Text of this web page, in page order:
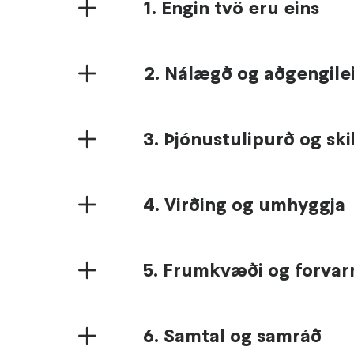
1. Engin tvö eru eins
2. Nálægð og
3. Þjónustulipurð og
4. Virðing og umhyggja
5. Frumkvæði og
6. Samtal og samráð